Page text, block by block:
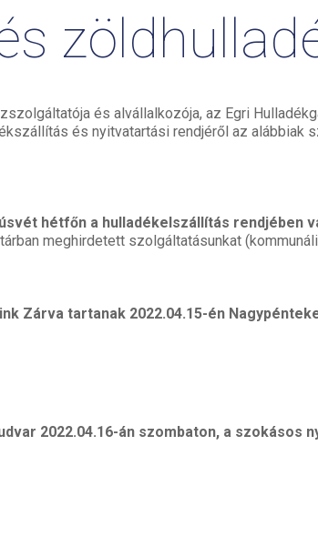
és alvállalkozója, az Egri
és nyitvatartási rendjéről az alábbiak
hétfőn a hulladékelszállítás rendjében
meghirdetett szolgáltatásunkat
Zárva tartanak 2022.04.15-én
2022.04.16-án szombaton, a